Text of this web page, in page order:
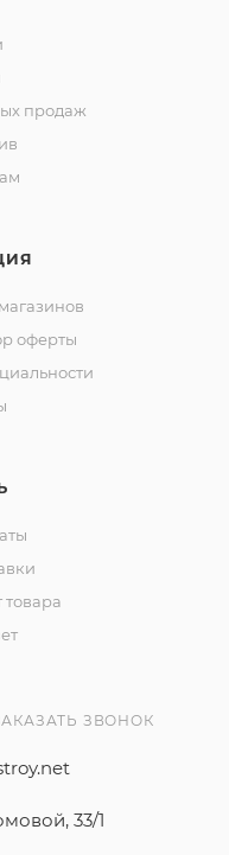
продаж
оферты
ЗВОНОК
33/1